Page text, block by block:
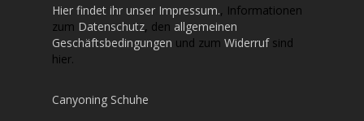
Hier findet ihr unser Impressum., Informationen
zum Datenschutz, den allgemeinen
Geschäftsbedingungen und zum Widerrufsind
hier.
Canyoning Schuhe